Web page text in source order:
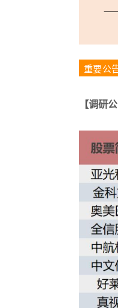
重要公
【调研公